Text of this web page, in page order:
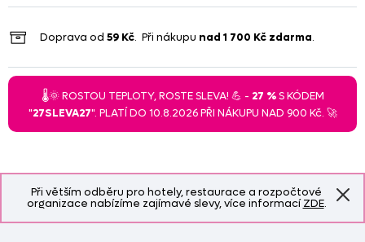
Při větším odběru pro hotely, restaurace a rozpočtové
organizace nabízíme zajímavé slevy, více informacíZDE.
Doprava od 59 Kč. Při nákupu nad 1 700 Kč zdarma.
🌡️🌞 ROSTOU TEPLOTY, ROSTE SLEVA! 💪 - 27 %S KÓDEM
"27SLEVA27". PLATÍ DO 10.8.2026 PŘI NÁKUPU NAD 900 Kč. 🚀